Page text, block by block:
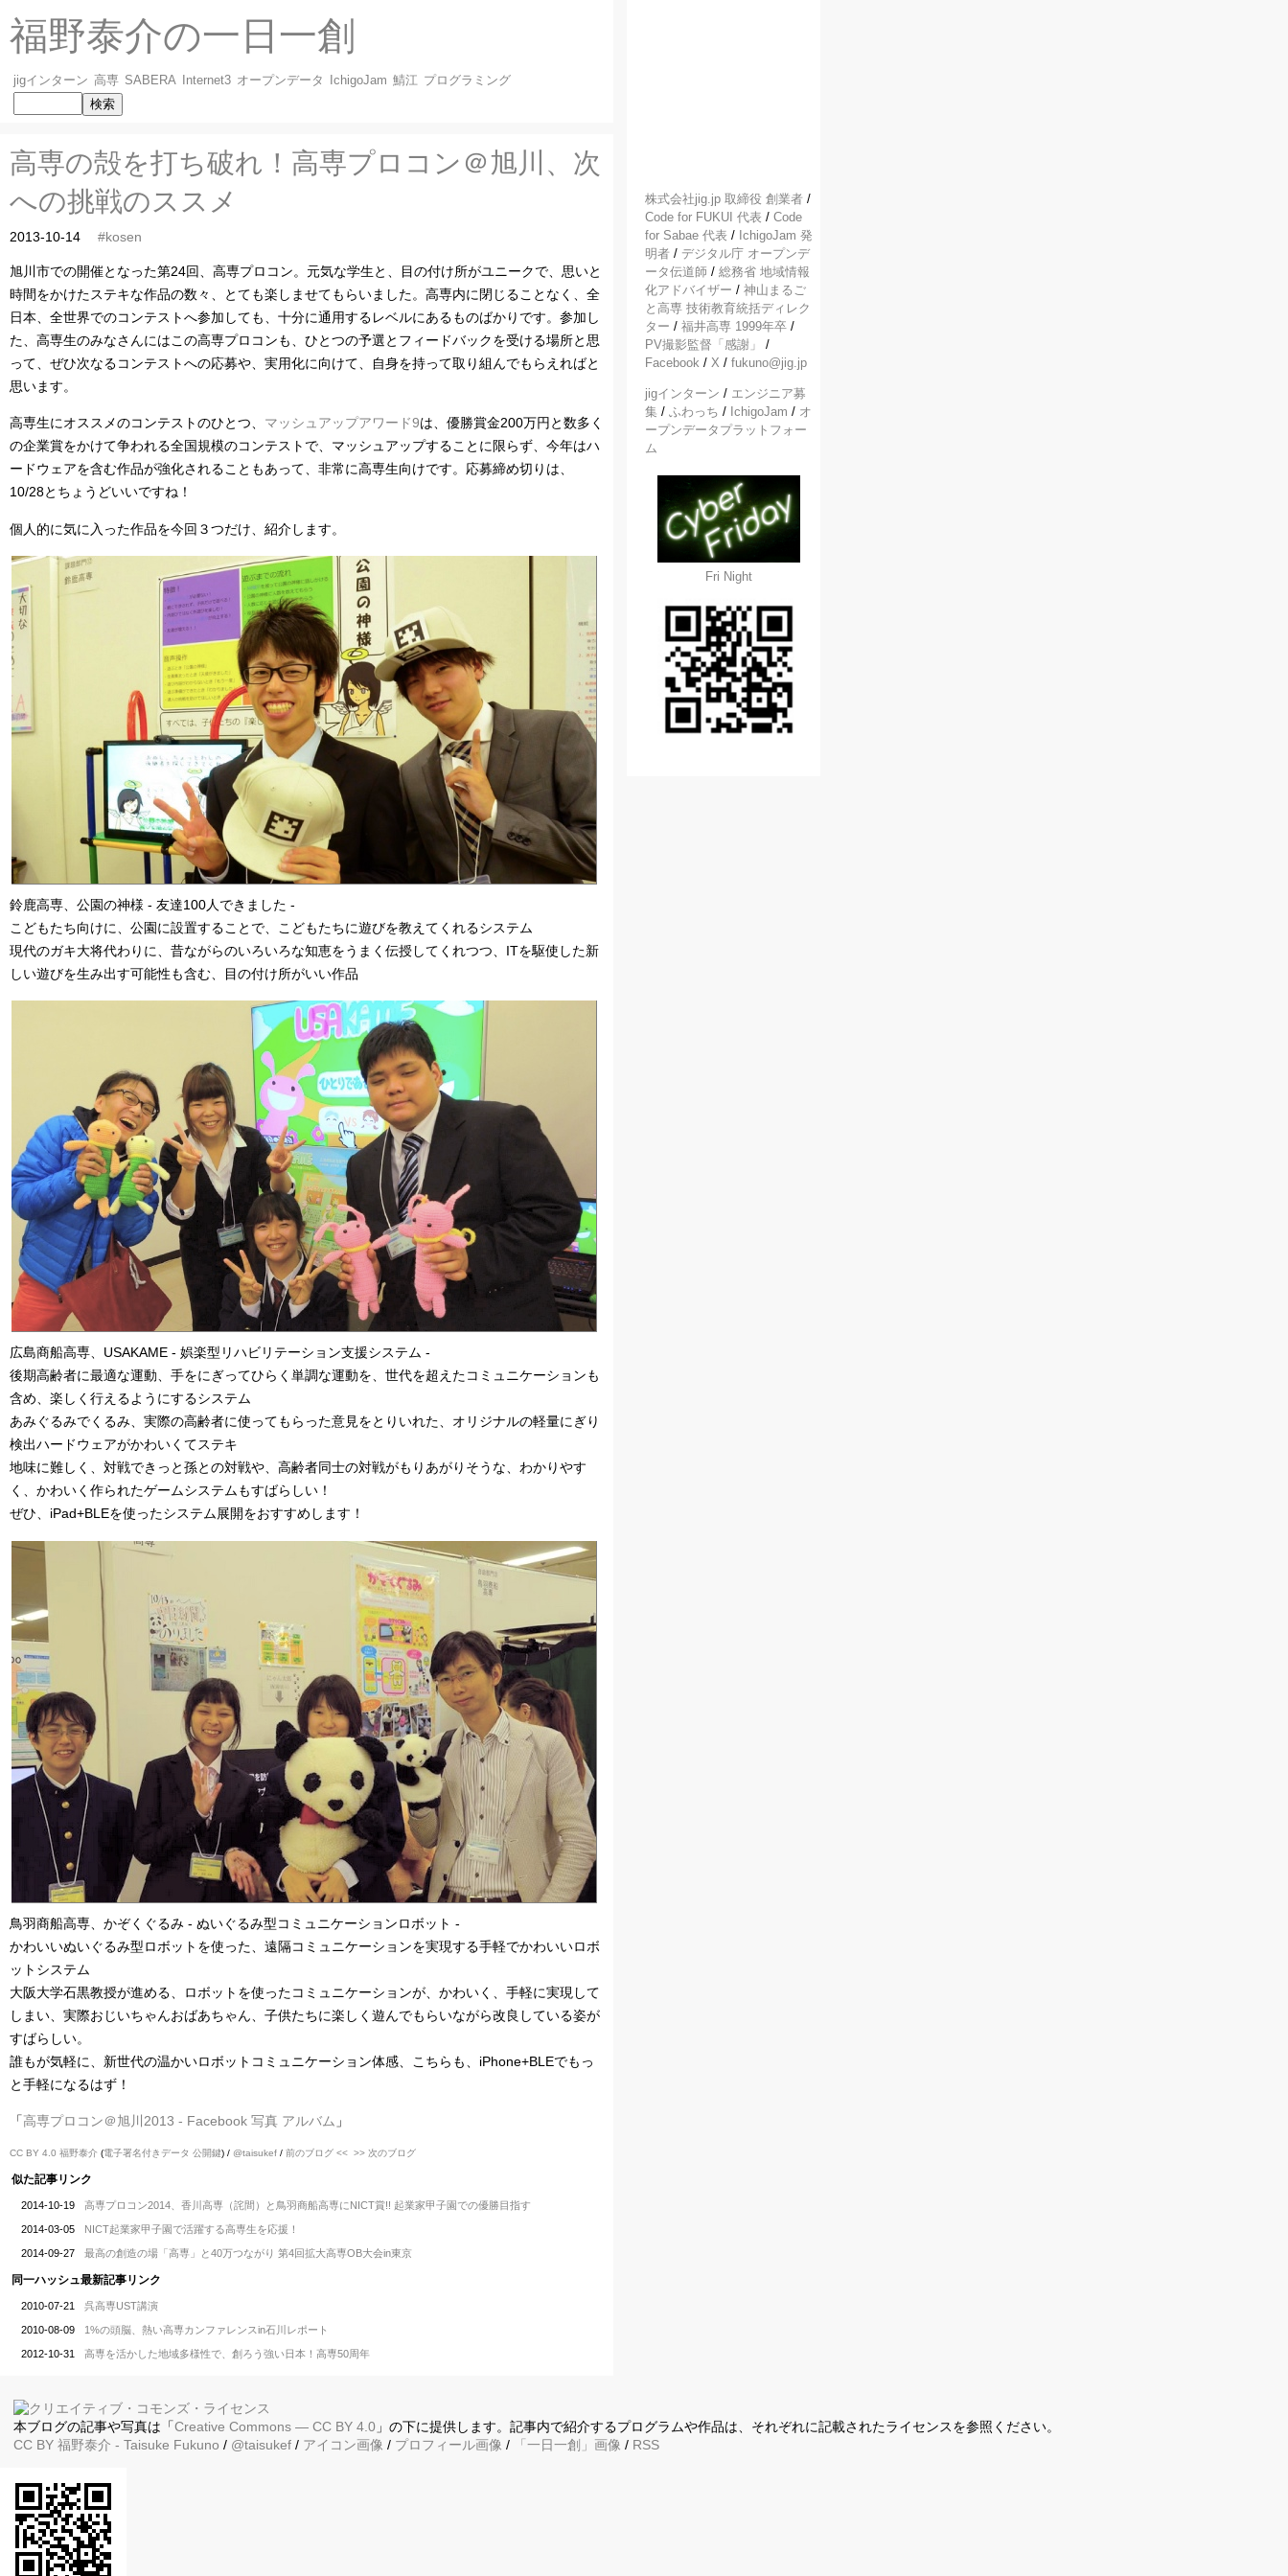
福野泰介の一日一創
jigインターン 高専 SABERA Internet3 オープンデータ IchigoJam 鯖江 プログラミング
高専の殻を打ち破れ！高専プロコン＠旭川、次
への挑戦のススメ
2013-10-14 #kosen
旭川市での開催となった第24回、高専プロコン。元気な学生と、目の付け所がユニークで、思いと
時間をかけたステキな作品の数々、とても楽しませてもらいました。高専内に閉じることなく、全
日本、全世界でのコンテストへ参加しても、十分に通用するレベルにあるものばかりです。参加し
た、高専生のみなさんにはこの高専プロコンも、ひとつの予選とフィードバックを受ける場所と思
って、ぜひ次なるコンテストへの応募や、実用化に向けて、自身を持って取り組んでもらえればと
思います。
高専生にオススメのコンテストのひとつ、 マッシュアップアワード9は、優勝賞金200万円と数多く
の企業賞をかけて争われる全国規模のコンテストで、マッシュアップすることに限らず、今年はハ
ードウェアを含む作品が強化されることもあって、非常に高専生向けです。応募締め切りは、
10/28とちょうどいいですね！
個人的に気に入った作品を今回３つだけ、紹介します。
鈴鹿高専、公園の神様 - 友達100人できました -
こどもたち向けに、公園に設置することで、こどもたちに遊びを教えてくれるシステム
現代のガキ大将代わりに、昔ながらのいろいろな知恵をうまく伝授してくれつつ、ITを駆使した新
しい遊びを生み出す可能性も含む、目の付け所がいい作品
広島商船高専、USAKAME - 娯楽型リハビリテーション支援システム -
後期高齢者に最適な運動、手をにぎってひらく単調な運動を、世代を超えたコミュニケーションも
含め、楽しく行えるようにするシステム
あみぐるみでくるみ、実際の高齢者に使ってもらった意見をとりいれた、オリジナルの軽量にぎり
検出ハードウェアがかわいくてステキ
地味に難しく、対戦できっと孫との対戦や、高齢者同士の対戦がもりあがりそうな、わかりやす
く、かわいく作られたゲームシステムもすばらしい！
ぜひ、iPad+BLEを使ったシステム展開をおすすめします！
鳥羽商船高専、かぞくぐるみ - ぬいぐるみ型コミュニケーションロボット -
かわいいぬいぐるみ型ロボットを使った、遠隔コミュニケーションを実現する手軽でかわいいロボ
ットシステム
大阪大学石黒教授が進める、ロボットを使ったコミュニケーションが、かわいく、手軽に実現して
しまい、実際おじいちゃんおばあちゃん、子供たちに楽しく遊んでもらいながら改良している姿が
すばらしい。
誰もが気軽に、新世代の温かいロボットコミュニケーション体感、こちらも、iPhone+BLEでもっ
と手軽になるはず！
「高専プロコン＠旭川2013 - Facebook 写真 アルバム 」
CC BY 4.0 福野泰介 (電子署名付きデータ 公開鍵) / @taisukef / 前のブログ << >> 次のブログ
似た記事リンク
2014-10-19 高専プロコン2014、香川高専（詫間）と鳥羽商船高専にNICT賞!! 起業家甲子園での優勝目指す
2014-03-05 NICT起業家甲子園で活躍する高専生を応援！
2014-09-27 最高の創造の場「高専」と40万つながり 第4回拡大高専OB大会in東京
同一ハッシュ最新記事リンク
2010-07-21 呉高専UST講演
2010-08-09 1%の頭脳、熱い高専カンファレンスin石川レポート
2012-10-31 高専を活かした地域多様性で、創ろう強い日本！高専50周年
株式会社jig.jp 取締役 創業者 /
Code for FUKUI 代表 / Code
for Sabae 代表 / IchigoJam 発
明者 / デジタル庁 オープンデ
ータ伝道師 / 総務省 地域情報
化アドバイザー / 神山まるご
と高専 技術教育統括ディレク
ター / 福井高専 1999年卒 /
PV撮影監督「感謝」
/
Facebook / X / fukuno@jig.jp
jigインターン / エンジニア募
集 / ふわっち / IchigoJam / オ
ープンデータプラットフォー
ム
Fri Night
本ブログの記事や写真は「Creative Commons — CC BY 4.0 」の下に提供します。記事内で紹介するプログラムや作品は、それぞれに記載されたライセンスを参照ください。
CC BY 福野泰介 - Taisuke Fukuno / @taisukef / アイコン画像 / プロフィール画像 / 「一日一創」画像 / RSS